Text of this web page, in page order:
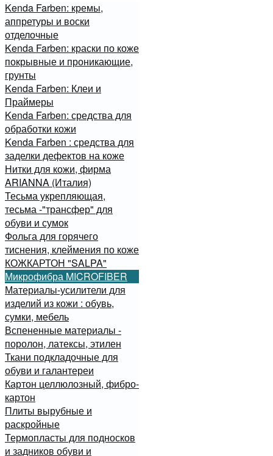
Kenda Farben: кремы,
аппретуры и воски
отделочные
Kenda Farben: краски по коже
покрывные и проникающие,
грунты
Kenda Farben: Клеи и
Праймеры
Kenda Farben: средства для
обработки кожи
Kenda Farben : средства для
заделки дефектов на коже
Нитки для кожи, фирма
ARIANNA (Италия)
Тесьма укрепляющая,
тесьма -"трансфер" для
обуви и сумок
Фольга для горячего
тиснения, клеймения по коже
КОЖКАРТОН "SALPA"
Микрофибра MICROFIBER
Материалы-усилители для
изделий из кожи : обувь,
сумки, мебель
Вспененные материалы -
поролон, латексы, этилен
Ткани подкладочные для
обуви и галантереи
Картон целлюлозный, фибро-
картон
Плиты вырубные и
раскройные
Термопласты для подносков
и задников обуви и